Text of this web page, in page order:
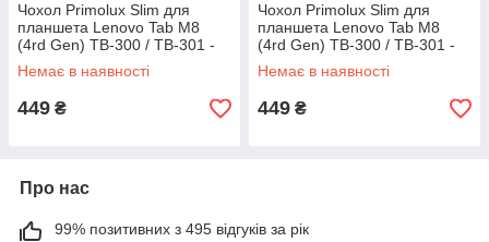
Чохол Primolux Slim для
планшета Lenovo Tab M8
(4rd Gen) TB-300 / TB-301 -
Good Night
Немає в наявності
449 ₴
Чохол Primolux Slim для
планшета Lenovo Tab M8
(4rd Gen) TB-300 / TB-301 -
Dark Blue
Немає в наявності
449 ₴
Про нас
99% позитивних з 495 відгуків за рік